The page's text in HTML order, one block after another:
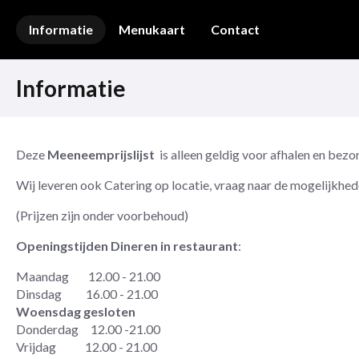
Informatie Menukaart Contact
Informatie
Deze Meeneemprijslijst is alleen geldig voor afhalen en
Wij leveren ook Catering op locatie, vraag naar de
(Prijzen zijn onder voorbehoud)
Openingstijden Dineren in restaurant:
Maandag 12.00 - 21.00
Dinsdag 16.00 - 21.00
Woensdag gesloten
Donderdag 12.00 -21.00
Vrijdag 12.00 - 21.00